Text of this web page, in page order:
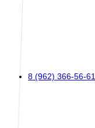
8 (962) 366-56-61